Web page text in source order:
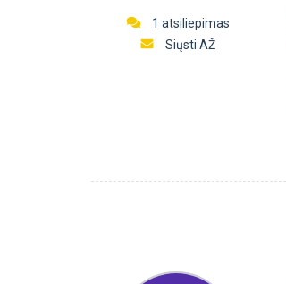
1 atsiliepimas
Siųsti AŽ